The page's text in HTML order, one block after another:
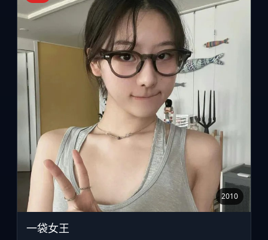
2010
一袋女王